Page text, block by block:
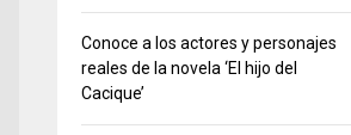
Conoce a los actores y personajes
reales de la novela ‘El hijo del
Cacique’